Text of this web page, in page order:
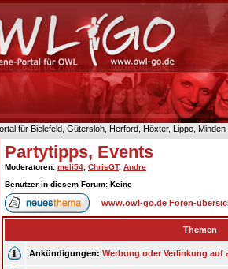
für Bielefeld, Gütersloh, Herford, Höxter, Lippe,
Partytipps, Events
Moderatoren: meli54 ChrisGT, Andre
Benutzer in diesem Forum: Keine
www.owl-go.de Foren-
Themen
Ankündigungen: Werbung oder Verlinkung auf